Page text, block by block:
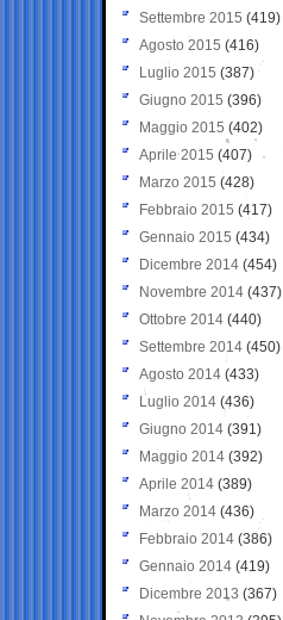
Settembre 2015 (419)
Agosto 2015 (416)
Luglio 2015 (387)
Giugno 2015 (396)
Maggio 2015 (402)
Aprile 2015 (407)
Marzo 2015 (428)
Febbraio 2015 (417)
Gennaio 2015 (434)
Dicembre 2014 (454)
Novembre 2014 (437)
Ottobre 2014 (440)
Settembre 2014 (450)
Agosto 2014 (433)
Luglio 2014 (436)
Giugno 2014 (391)
Maggio 2014 (392)
Aprile 2014 (389)
Marzo 2014 (436)
Febbraio 2014 (386)
Gennaio 2014 (419)
Dicembre 2013 (367)